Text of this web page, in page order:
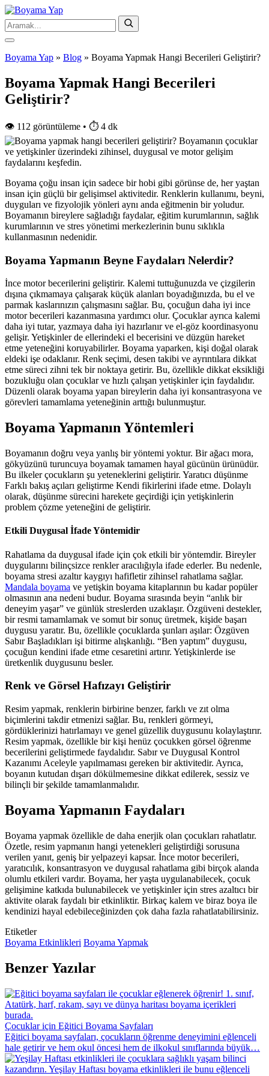
Boyama Yap » Blog » Boyama Yapmak Hangi Becerileri Geliştirir?
Boyama Yapmak Hangi Becerileri
Geliştirir?
👁️ 112 görüntüleme • ⏱️ 4 dk
Boyama çoğu insan için sadece bir hobi gibi görünse de, her yaştan
insan için güçlü bir gelişimsel aktivitedir. Renklerin kullanımı, beyni,
duyguları ve fizyolojik yönleri aynı anda eğitmenin bir yoludur.
Boyamanın bireylere sağladığı faydalar, eğitim kurumlarının, sağlık
kurumlarının ve stres yönetimi merkezlerinin bunu sıklıkla
kullanmasının nedenidir.
Boyama Yapmanın Beyne Faydaları Nelerdir?
İnce motor becerilerini geliştirir. Kalemi tuttuğunuzda ve çizgilerin
dışına çıkmamaya çalışarak küçük alanları boyadığınızda, bu el ve
parmak kaslarınızın çalışmasını sağlar. Bu, çocuğun daha iyi ince
motor becerileri kazanmasına yardımcı olur. Çocuklar ayrıca kalemi
daha iyi tutar, yazmaya daha iyi hazırlanır ve el-göz koordinasyonu
gelişir. Yetişkinler de ellerindeki el becerisini ve düzgün hareket
etme yeteneğini koruyabilirler. Boyama yaparken, kişi doğal olarak
eldeki işe odaklanır. Renk seçimi, desen takibi ve ayrıntılara dikkat
etme süreci zihni tek bir noktaya getirir. Bu, özellikle dikkat eksikliği
bozukluğu olan çocuklar ve hızlı çalışan yetişkinler için faydalıdır.
Düzenli olarak boyama yapan bireylerin daha iyi konsantrasyona ve
görevleri tamamlama yeteneğinin arttığı bulunmuştur.
Boyama Yapmanın Yöntemleri
Boyamanın doğru veya yanlış bir yöntemi yoktur. Bir ağacı mora,
gökyüzünü turuncuya boyamak tamamen hayal gücünün ürünüdür.
Bu ilkeler çocukların şu yeteneklerini geliştirir. Yaratıcı düşünme
Farklı bakış açıları geliştirme Kendi fikirlerini ifade etme. Dolaylı
olarak, düşünme sürecini harekete geçirdiği için yetişkinlerin
problem çözme yeteneğini de geliştirir.
Etkili Duygusal İfade Yöntemidir
Rahatlama da duygusal ifade için çok etkili bir yöntemdir. Bireyler
duygularını bilinçsizce renkler aracılığıyla ifade ederler. Bu nedenle,
boyama stresi azaltır kaygıyı hafifletir zihinsel rahatlama sağlar.
Mandala boyama ve yetişkin boyama kitaplarının bu kadar popüler
olmasının ana nedeni budur. Boyama sırasında beyin “anlık bir
deneyim yaşar” ve günlük streslerden uzaklaşır. Özgüveni destekler,
bir resmi tamamlamak ve somut bir sonuç üretmek, kişide başarı
duygusu yaratır. Bu, özellikle çocuklarda şunları aşılar: Özgüven
Sabır Başladıkları işi bitirme alışkanlığı. “Ben yaptım” duygusu,
çocuğun kendini ifade etme cesaretini artırır. Yetişkinlerde ise
üretkenlik duygusunu besler.
Renk ve Görsel Hafızayı Geliştirir
Resim yapmak, renklerin birbirine benzer, farklı ve zıt olma
biçimlerini takdir etmenizi sağlar. Bu, renkleri görmeyi,
gördüklerinizi hatırlamayı ve genel güzellik duygusunu kolaylaştırır.
Resim yapmak, özellikle bir kişi henüz çocukken görsel öğrenme
becerilerini geliştirmede faydalıdır. Sabır ve Duygusal Kontrol
Kazanımı Aceleyle yapılmaması gereken bir aktivitedir. Ayrıca,
boyanın kutudan dışarı dökülmemesine dikkat edilerek, sessiz ve
bilinçli bir şekilde tamamlanmalıdır.
Boyama Yapmanın Faydaları
Boyama yapmak özellikle de daha enerjik olan çocukları rahatlatır.
Özetle, resim yapmanın hangi yetenekleri geliştirdiği sorusuna
verilen yanıt, geniş bir yelpazeyi kapsar. İnce motor becerileri,
yaratıcılık, konsantrasyon ve duygusal rahatlama gibi birçok alanda
olumlu etkileri vardır. Boyama, her yaşta uygulanabilecek, çocuk
gelişimine katkıda bulunabilecek ve yetişkinler için stres azaltıcı bir
aktivite olarak faydalı bir etkinliktir. Birkaç kalem ve biraz boya ile
kendinizi hayal edebileceğinizden çok daha fazla rahatlatabilirsiniz.
Etiketler
Boyama Etkinlikleri Boyama Yapmak
Benzer Yazılar
Çocuklar için Eğitici Boyama Sayfaları
Eğitici boyama sayfaları, çocukların öğrenme deneyimini eğlenceli
hale getirir ve hem okul öncesi hem de ilkokul sınıflarında büyük…